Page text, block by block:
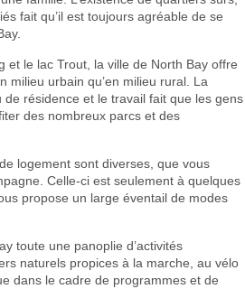
fait qu’il est toujours agréable de se
et le lac Trout, la ville de North Bay offre
milieu urbain qu’en milieu rural. La
résidence et le travail fait que les gens
des nombreux parcs et des
logement sont diverses, que vous
Celle-ci est seulement à quelques
propose un large éventail de modes
toute une panoplie d’activités
naturels propices à la marche, au vélo
dans le cadre de programmes et de